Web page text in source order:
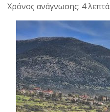
Χρόνος ανάγνωσης: 4 λεπτά